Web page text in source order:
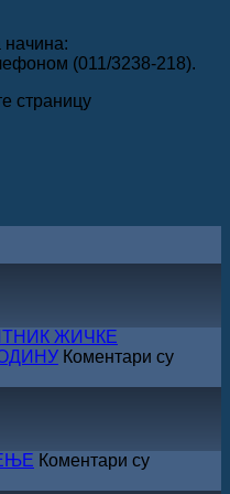
начина:
(011/3238-218).
страницу
ЖИЧКЕ
Коментари су
Коментари су